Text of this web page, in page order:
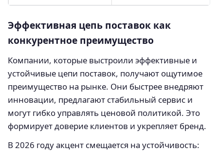
Эффективная цепь поставок как
конкурентное преимущество
Компании, которые выстроили эффективные и
устойчивые цепи поставок, получают ощутимое
преимущество на рынке. Они быстрее внедряют
инновации, предлагают стабильный сервис и
могут гибко управлять ценовой политикой. Это
формирует доверие клиентов и укрепляет бренд.
В 2026 году акцент смещается на устойчивость: